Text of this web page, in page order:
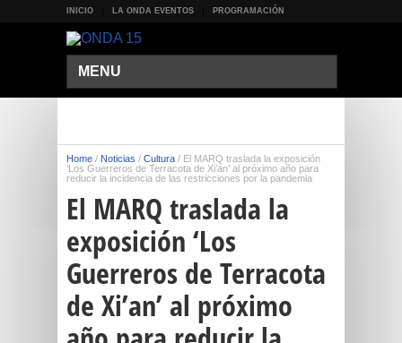
INICIO LA ONDA EVENTOS PROGRAMACIÓN
MENU
Home / Noticias / Cultura / El MARQ traslada la exposición
‘Los Guerreros de Terracota de Xi’an’ al próximo año para
reducir la incidencia de las restricciones por la pandemia
El MARQ traslada la
exposición ‘Los
Guerreros de Terracota
de Xi’an’ al próximo